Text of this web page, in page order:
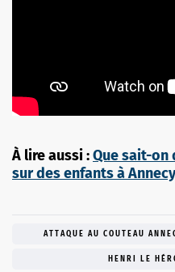
À lire aussi :Que sait-on
sur des enfants à
ATTAQUE AU COUTEAU
HENRI LE